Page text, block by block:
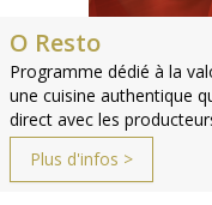
O Resto
Programme dédié à la
une cuisine authentique
direct avec les
Plus d'infos >